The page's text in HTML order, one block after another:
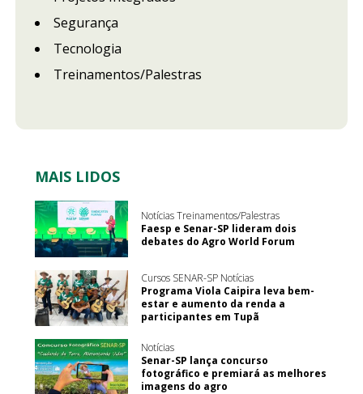
Segurança
Tecnologia
Treinamentos/Palestras
MAIS LIDOS
Notícias Treinamentos/Palestras
Faesp e Senar-SP lideram dois
debates do Agro World Forum
Cursos SENAR-SP Notícias
Programa Viola Caipira leva bem-
estar e aumento da renda a
participantes em Tupã
Notícias
Senar-SP lança concurso
fotográfico e premiará as melhores
imagens do agro